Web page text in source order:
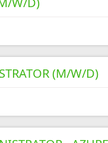
(M/W/D)